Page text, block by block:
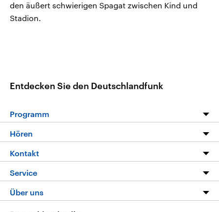
den äußert schwierigen Spagat zwischen Kind und
Stadion.
Entdecken Sie den Deutschlandfunk
Programm
Programm
Die Nachrichten
Nachrichtenleicht
Neue Beiträge auf dlf.de
Hören
Livestream
Podcasts
Deutschlandfunk App
Kontakt
Hörerservice
Service
FAQ
Über uns